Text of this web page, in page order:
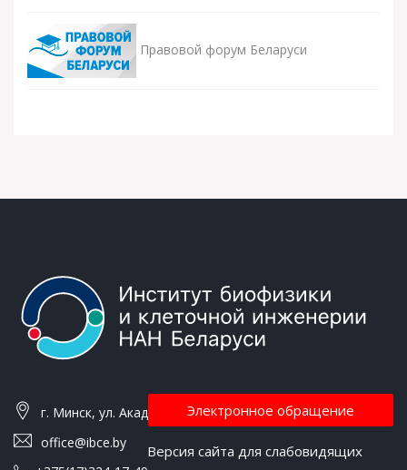
Правовой форум Беларуси
г. Минск, ул. Академическая, 27
office@ibce.by
Версия сайта для слабовидящих
Электронное обращение